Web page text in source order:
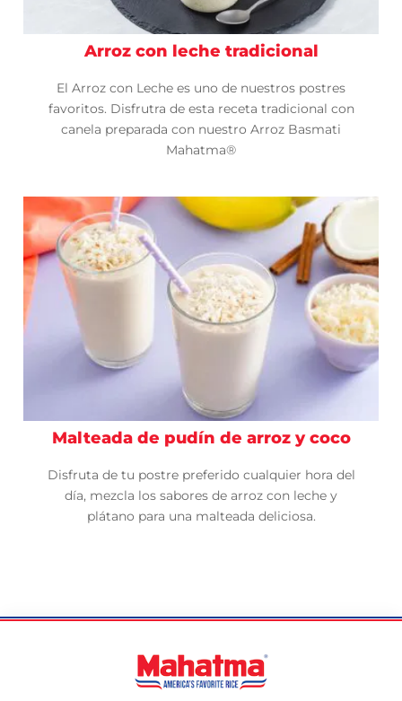
Arroz con leche tradicional
El Arroz con Leche es uno de nuestros postres
favoritos. Disfrutra de esta receta tradicional con
canela preparada con nuestro Arroz Basmati
Mahatma®
Malteada de pudín de arroz y coco
Disfruta de tu postre preferido cualquier hora del
día, mezcla los sabores de arroz con leche y
plátano para una malteada deliciosa.